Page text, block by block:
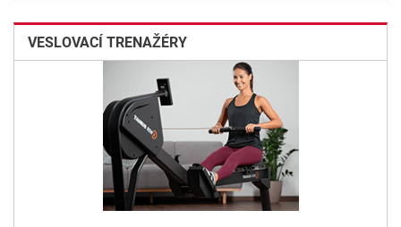
VESLOVACÍ TRENAŽÉRY